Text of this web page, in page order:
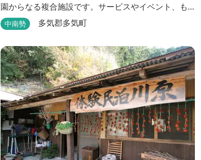
園からなる複合施設です。サービスやイベント、も
のづくり等を通して農村地域の持つポテンシャルを
息し、初夏にはホタルが飛び交う「メダカ池」や、
約９０００本のあじさいが植えられた「あじさいの
小径」を散策し、遠い昔に過ごした懐かしい田舎に
タイムスリップしてみま...
中南勢 多気郡多気町